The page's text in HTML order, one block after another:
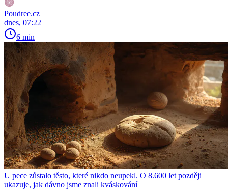
Poudree.cz
dnes, 07:22
6 min
U pece zůstalo těsto, které nikdo neupekl. O 8.600 let později
ukazuje, jak dávno jsme znali kváskování